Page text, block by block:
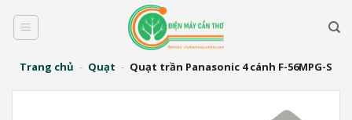
qua
dungTrang chủ - Quạt - Quạt trần Panasonic 4 cánh F-56MPG-S